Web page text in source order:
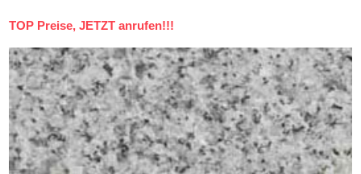
TOP Preise, JETZT anrufen!!!